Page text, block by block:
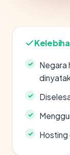
Negara
Hosting